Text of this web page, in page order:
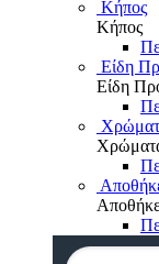
Κήπος
Κήπος
Είδη
Είδη